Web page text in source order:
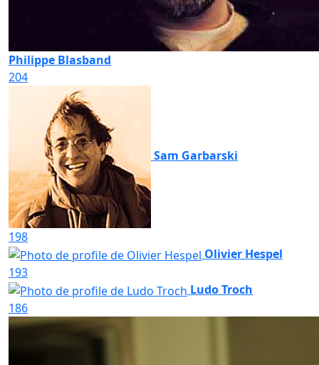
Philippe Blasband
204
Sam Garbarski
198
Olivier Hespel
193
Ludo Troch
186